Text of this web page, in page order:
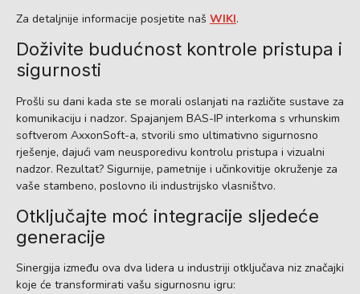
Za detaljnije informacije posjetite naš WIKI.
Doživite budućnost kontrole pristupa i
sigurnosti
Prošli su dani kada ste se morali oslanjati na različite sustave za
komunikaciju i nadzor. Spajanjem BAS-IP interkoma s vrhunskim
softverom AxxonSoft-a, stvorili smo ultimativno sigurnosno
rješenje, dajući vam neusporedivu kontrolu pristupa i vizualni
nadzor. Rezultat? Sigurnije, pametnije i učinkovitije okruženje za
vaše stambeno, poslovno ili industrijsko vlasništvo.
Otključajte moć integracije sljedeće
generacije
Sinergija između ova dva lidera u industriji otključava niz značajki
koje će transformirati vašu sigurnosnu igru: